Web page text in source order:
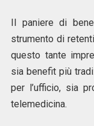
Il paniere di
strumento di
questo tante
sia benefit più
per l’ufficio, sia
telemedicina.